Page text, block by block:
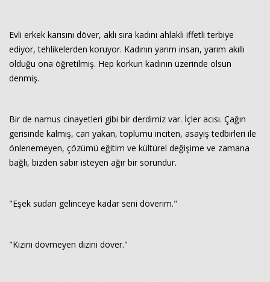
Evli erkek karısını döver, aklı sıra kadını ahlaklı iffetli terbiye
ediyor, tehlikelerden koruyor. Kadının yarım insan, yarım akıllı
olduğu ona öğretilmiş. Hep korkun kadının üzerinde olsun
denmiş.
Bir de namus cinayetleri gibi bir derdimiz var. İçler acısı. Çağın
gerisinde kalmış, can yakan, toplumu inciten, asayiş tedbirleri ile
önlenemeyen, çözümü eğitim ve kültürel değişime ve zamana
bağlı, bizden sabır isteyen ağır bir sorundur.
"Eşek sudan gelinceye kadar seni döverim."
"Kızını dövmeyen dizini döver."